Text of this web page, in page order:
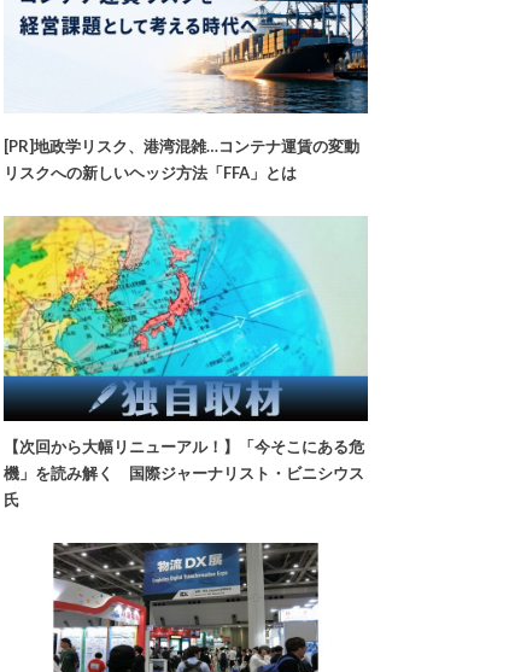
[PR]地政学リスク、港湾混雑…コンテナ運賃の変動
リスクへの新しいヘッジ方法「FFA」とは
【次回から大幅リニューアル！】「今そこにある危
機」を読み解く 国際ジャーナリスト・ビニシウス
氏